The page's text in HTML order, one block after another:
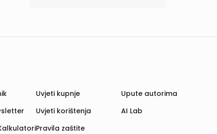
Uvjeti kupnje
Uvjeti korištenja
Pravila zaštite
Upute autorima
AI Lab